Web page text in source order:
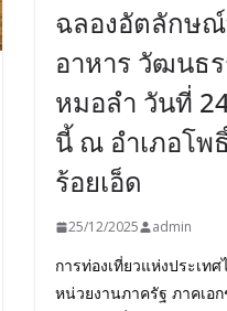
ฉลองอัตลักษ
อาหาร วัฒนธ
หมอลำ วันที่
นี้ ณ อำเภอโพ
ร้อยเอ็ด
25/12/2025 admin
การท่องเที่ยวแห่งประเท
หน่วยงานภาครัฐ ภาคเ